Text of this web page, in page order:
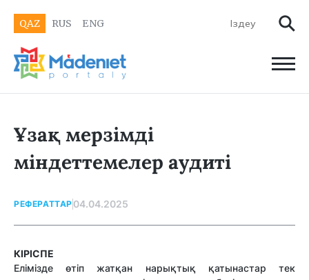
QAZ RUS ENG
Ұзақ мерзімді
міндеттемелер аудиті
РЕФЕРАТТАР 04.04.2025
КІРІСПЕ
Елімізде өтіп жатқан нарықтық қатынастар тек